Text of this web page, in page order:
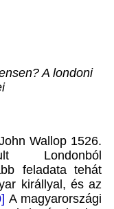
A londoni
Wallop 1526.
Londonból
feladata tehát
királlyal, és az
A magyarországi